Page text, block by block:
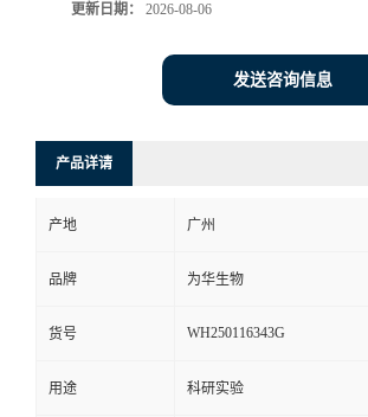
更新日期： 2026-08-06
发送咨询信息
产品详请
产地 广州
品牌 为华生物
货号 WH250116343G
用途 科研实验